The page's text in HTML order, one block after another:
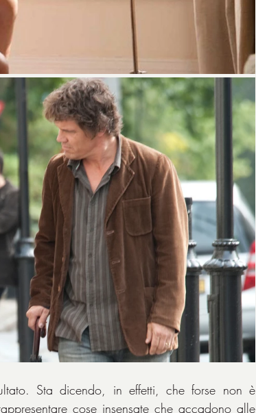
Sta dicendo, in effetti, che forse non è
cose insensate che accadono alle